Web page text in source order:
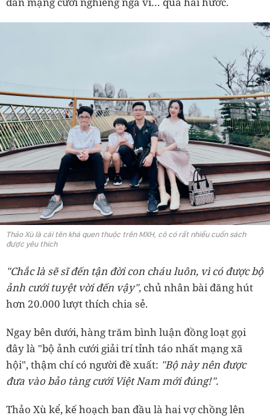
Thảo Xù là cái tên khá quen thuộc trên MXH, cô có rất nhiều cuốn sách
được yêu thích
"Chắc là sẽ sĩ đến tận đời con cháu luôn, vì có được bộ
ảnh cưới tuyệt vời đến vậy", chủ nhân bài đăng hút
hơn 20.000 lượt thích chia sẻ.
Ngay bên dưới, hàng trăm bình luận đồng loạt gọi
đây là "bộ ảnh cưới giải trí tỉnh táo nhất mạng xã
hội", thậm chí có người đề xuất: "Bộ này nên được
đưa vào bảo tàng cưới Việt Nam mới đúng!".
Thảo Xù kể, kế hoạch ban đầu là hai vợ chồng lên